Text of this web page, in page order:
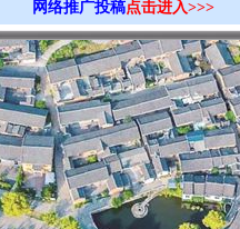
网络推广投稿点击进入>>>